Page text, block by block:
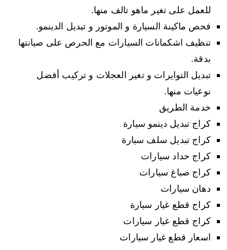
للعمل على تغير ماهو تالف منها.
فحص ماكينة السيارة و الموتور و تبديل الدينمو.
تنظيف اشكمانات السيارات مع الحرص على صيانتها
بدقة.
تبديل التوايرات و تغير العجلات و تركيب أفضل
نوعيات منها.
خدمة الطريق
كراج تبديل دينمو سيارة
كراج تبديل سلف سيارة
كراج حداد سيارات
كراج صباغ سيارات
دهان سيارات
كراج قطع غيار سيارة
كراج قطع غيار سيارات
اسعار قطع غيار سيارات